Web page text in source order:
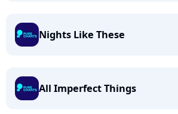
Nights Like These
All Imperfect Things